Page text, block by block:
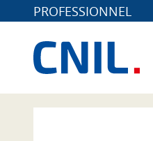
PROFESSIONNEL